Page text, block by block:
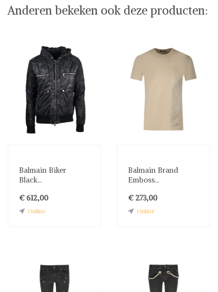
Anderen bekeken ook deze producten:
Balmain Biker
Black...
€ 612,00
Online
Balmain Brand
Emboss...
€ 273,00
Online